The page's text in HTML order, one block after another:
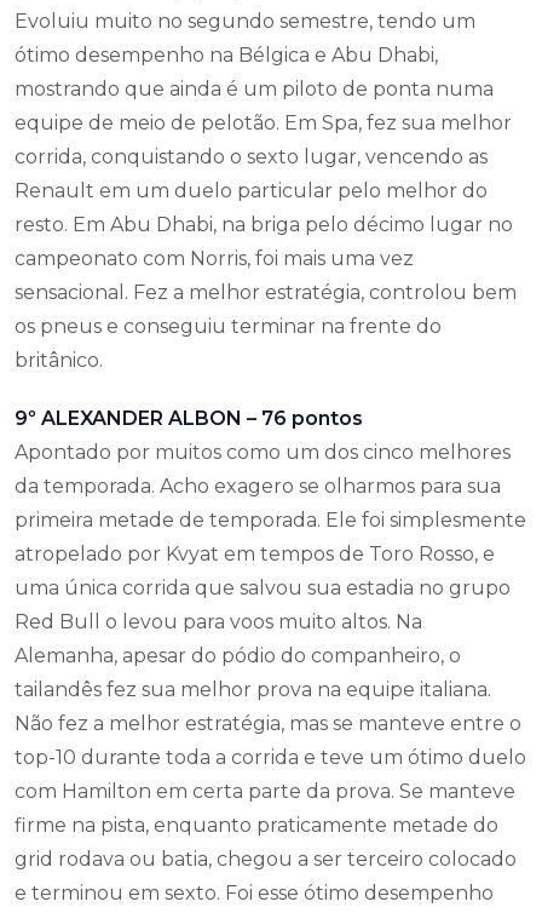
Evoluiu muito no segundo semestre, tendo um
ótimo desempenho na Bélgica e Abu Dhabi,
mostrando que ainda é um piloto de ponta numa
equipe de meio de pelotão. Em Spa, fez sua melhor
corrida, conquistando o sexto lugar, vencendo as
Renault em um duelo particular pelo melhor do
resto. Em Abu Dhabi, na briga pelo décimo lugar no
campeonato com Norris, foi mais uma vez
sensacional. Fez a melhor estratégia, controlou bem
os pneus e conseguiu terminar na frente do
britânico.
9º ALEXANDER ALBON – 76 pontos
Apontado por muitos como um dos cinco melhores
da temporada. Acho exagero se olharmos para sua
primeira metade de temporada. Ele foi simplesmente
atropelado por Kvyat em tempos de Toro Rosso, e
uma única corrida que salvou sua estadia no grupo
Red Bull o levou para voos muito altos. Na
Alemanha, apesar do pódio do companheiro, o
tailandês fez sua melhor prova na equipe italiana.
Não fez a melhor estratégia, mas se manteve entre o
top-10 durante toda a corrida e teve um ótimo duelo
com Hamilton em certa parte da prova. Se manteve
firme na pista, enquanto praticamente metade do
grid rodava ou batia, chegou a ser terceiro colocado
e terminou em sexto. Foi esse ótimo desempenho